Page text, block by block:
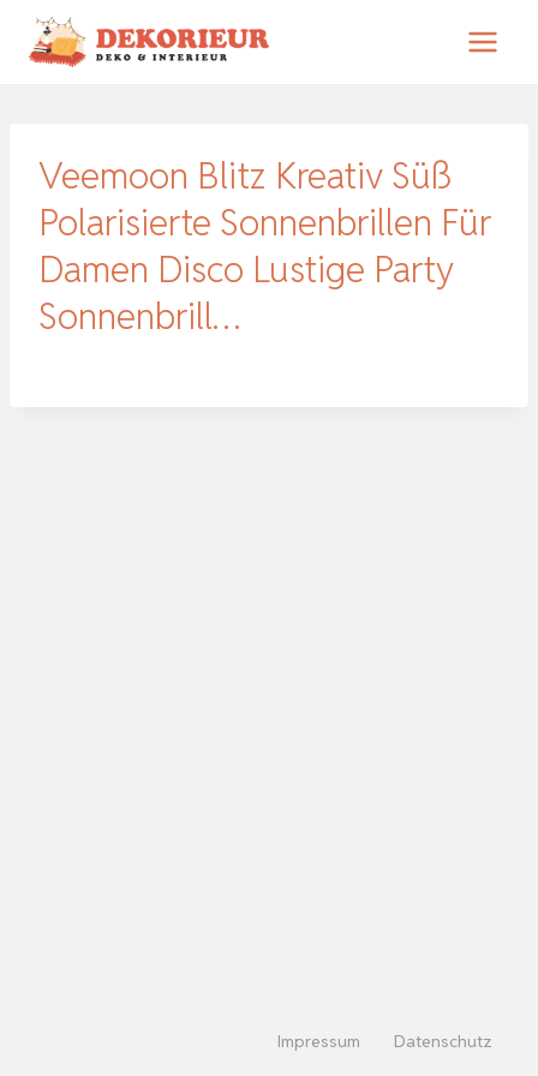
Zum
Inhalt
Veemoon Blitz Kreativ Süß
Polarisierte Sonnenbrillen Für
Damen Disco Lustige Party
Sonnenbrill…
Impressum Datenschutz